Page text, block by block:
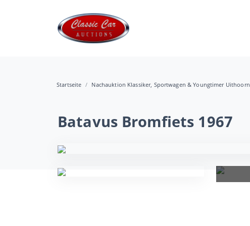
Startseite Nachauktion Klassiker, Sportwagen & Youngtimer Uithoorn
Batavus Bromfiets 1967